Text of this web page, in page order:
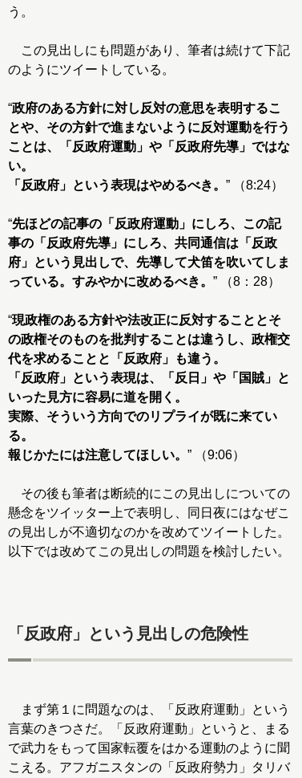
う。
この見出しにも問題があり、筆者は続けて下記
のようにツイートしている。
“政府のある方針に対し反対の意思を表明するこ
とや、その方針で進まないように反対運動を行う
ことは、「反政府運動」や「反政府先導」ではな
い。
「反政府」という表現はやめるべき。 ” （8:24）
“先ほどの記事の「反政府運動」にしろ、この記
事の「反政府先導」にしろ、共同通信は「反政
府」という見出しで、先導して犬笛を吹いてしま
っている。すみやかに改めるべき。 ” （8：28）
“現政権のある方針や法改正に反対することとそ
の政権そのものを批判することは違うし、政権交
代を求めることと「反政府」も違う。
「反政府」という表現は、「反日」や「国賊」と
いった見方に容易に道を開く。
実際、そういう方向でのリプライが既に来てい
る。
報じかたには注意してほしい。 ” （9:06）
その後も筆者は断続的にこの見出しについての
懸念をツイッター上で表明し、同日夜にはなぜこ
の見出しが不適切なのかを改めてツイートした。
以下では改めてこの見出しの問題を検討したい。
「反政府」という見出しの危険性
まず第１に問題なのは、「反政府運動」という
言葉のきつさだ。「反政府運動」というと、まる
で武力をもって国家転覆をはかる運動のように聞
こえる。アフガニスタンの「反政府勢力」タリバ